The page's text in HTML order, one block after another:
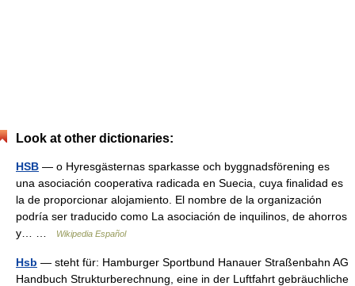
Look at other dictionaries:
HSB — o Hyresgästernas sparkasse och byggnadsförening es
una asociación cooperativa radicada en Suecia, cuya finalidad es
la de proporcionar alojamiento. El nombre de la organización
podría ser traducido como La asociación de inquilinos, de ahorros
y… …
Wikipedia Español
Hsb — steht für: Hamburger Sportbund Hanauer Straßenbahn AG
Handbuch Strukturberechnung, eine in der Luftfahrt gebräuchliche